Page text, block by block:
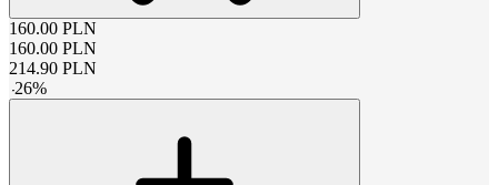
160.00 PLN
160.00 PLN
214.90 PLN
-26%